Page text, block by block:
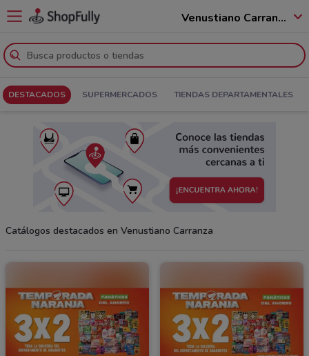
Venustiano Carranza - 15990
DESTACADOS SUPERMERCADOS TIENDAS DEPARTAMENTALES
Catálogos destacados en Venustiano Carranza